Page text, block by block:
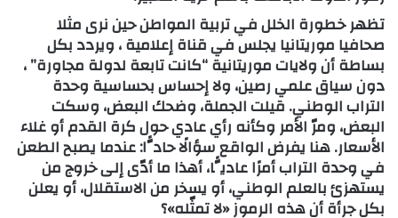
تظهر خطورة الخلل في تربية المواطن حين نرى مثلا
صحافيا موريتانيا يجلس في قناة إعلامية ، ويردد بكل
بساطة أن ولايات موريتانية “كانت تابعة لدولة مجاورة” ،
دون سياق علمي رصين، ولا إحساس بحساسية وحدة
التراب الوطني. قيلت الجملة، وضحك البعض، وسكت
البعض، ومرّ الأمر وكأنه رأي عادي حول كرة القدم أو غلاء
الأسعار. هنا يفرض الواقع سؤالًا حادًّا: عندما يصبح الطعن
في وحدة التراب أمرًا عاديًّا، أهذا ما أدّى إلى خروج من
يستهزئ بالعلم الوطني، أو يسخر من الاستقلال، أو يعلن
بكل جرأة أن هذه الرموز «لا تمثّله»؟